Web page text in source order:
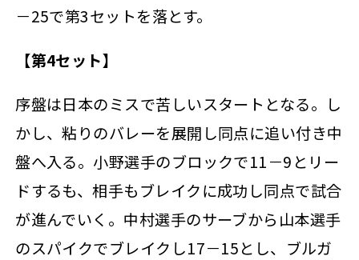
－25で第3セットを落とす。
【第4セット】
序盤は日本のミスで苦しいスタートとなる。し
かし、粘りのバレーを展開し同点に追い付き中
盤へ入る。小野選手のブロックで11－9とリー
ドするも、相手もブレイクに成功し同点で試合
が進んでいく。中村選手のサーブから山本選手
のスパイクでブレイクし17－15とし、ブルガ